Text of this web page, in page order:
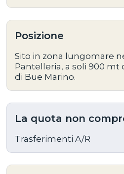
Posizione
Sito in zona lungomare
Pantelleria, a soli 900 mt
di Bue Marino.
La quota non
Trasferimenti A/R